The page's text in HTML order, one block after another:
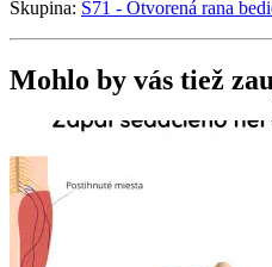
Skupina: S71 - Otvorená rana
Mohlo by vás tiež